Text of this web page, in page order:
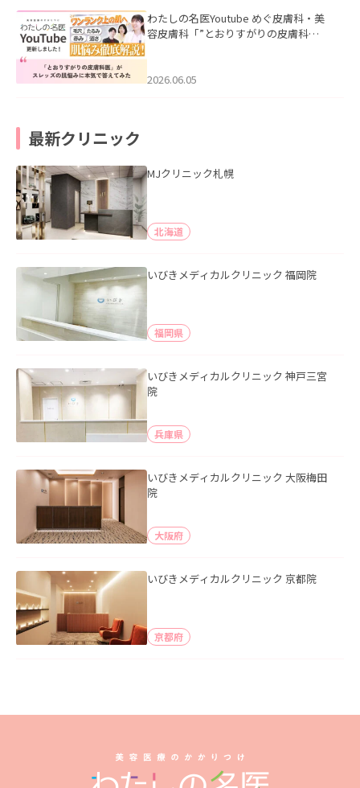
わたしの名医Youtube めぐ皮膚科・美
容皮膚科「”とおりすがりの皮膚科
2026.06.05
最新クリニック
MJクリニック札幌
北海道
いびきメディカルクリニック 福岡院
福岡県
いびきメディカルクリニック 神戸三宮
院
兵庫県
いびきメディカルクリニック 大阪梅田
院
大阪府
いびきメディカルクリニック 京都院
京都府